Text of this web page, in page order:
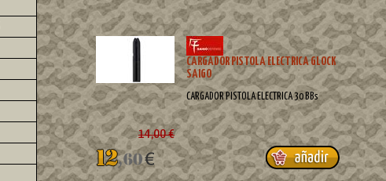
CARGADOR PISTOLA ELECTRICA GLOCK
SAIGO
CARGADOR PISTOLA ELECTRICA 30 BBs
14,00 €